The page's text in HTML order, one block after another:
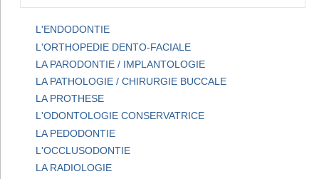
L'ENDODONTIE
L'ORTHOPEDIE DENTO-FACIALE
LA PARODONTIE / IMPLANTOLOGIE
LA PATHOLOGIE / CHIRURGIE BUCCALE
LA PROTHESE
L'ODONTOLOGIE CONSERVATRICE
LA PEDODONTIE
L'OCCLUSODONTIE
LA RADIOLOGIE